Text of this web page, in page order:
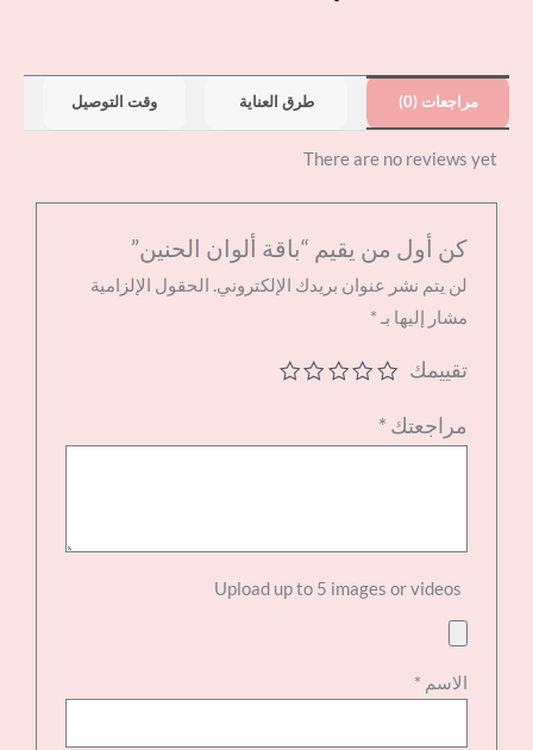
مراجعات (0) طرق العناية وقت التوصيل
There are no reviews yet
كن أول من يقيم “باقة ألوان الحنين”
لن يتم نشر عنوان بريدك الإلكتروني. الحقول الإلزامية
مشار إليها بـ *
تقييمك
مراجعتك *
Upload up to 5 images or videos
الاسم *